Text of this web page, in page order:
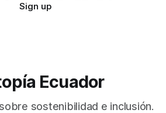
Sign up
Ecuador
sostenibilidad e inclusión.